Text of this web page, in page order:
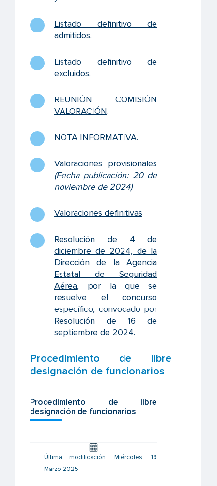
Listado definitivo de
admitidos.
Listado definitivo de
excluidos.
REUNIÓN COMISIÓN
VALORACIÓN.
NOTA INFORMATIVA.
Valoraciones provisionales
(Fecha publicación: 20 de
noviembre de 2024)
Valoraciones definitivas
Resolución de 4 de
diciembre de 2024, de la
Dirección de la Agencia
Estatal de Seguridad
Aérea, por la que se
resuelve el concurso
específico, convocado por
Resolución de 16 de
septiembre de 2024.
Procedimiento de libre
designación de funcionarios
Procedimiento de libre
designación de funcionarios
Última modificación: Miércoles, 19
Marzo 2025